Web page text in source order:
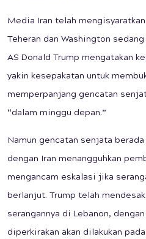
Media Iran telah
Teheran dan Washington
AS Donald Trump mengatakan
yakin kesepakatan untuk
memperpanjang gencatan
“dalam minggu depan.”
Namun gencatan senjata
dengan Iran menangguhkan
mengancam eskalasi jika
berlanjut. Trump telah
serangannya di Lebanon,
diperkirakan akan dilakukan